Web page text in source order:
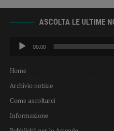
ASCOLTA LE ULTIME
Audio
Player
00:00
Home
Archivio notizie
Come ascoltarci
Informazione